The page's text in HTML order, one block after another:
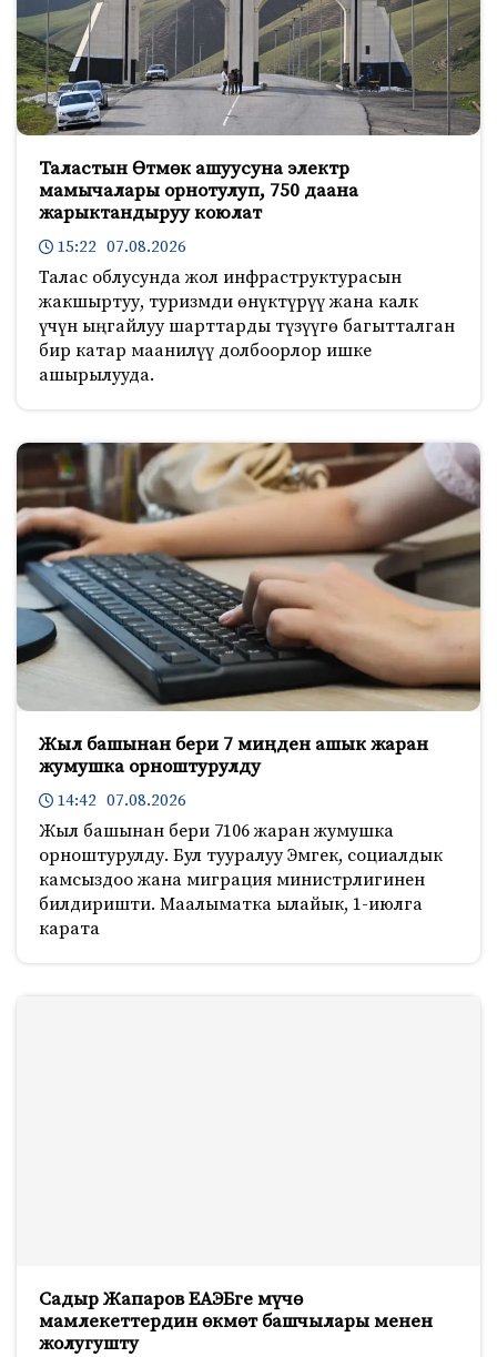
Таластын Өтмөк ашуусуна электр
мамычалары орнотулуп, 750 даана
жарыктандыруу коюлат
15:22 07.08.2026
Талас облусунда жол инфраструктурасын
жакшыртуу, туризмди өнүктүрүү жана калк
үчүн ыңгайлуу шарттарды түзүүгө багытталган
бир катар маанилүү долбоорлор ишке
ашырылууда.
Жыл башынан бери 7 миңден ашык жаран
жумушка орноштурулду
14:42 07.08.2026
Жыл башынан бери 7106 жаран жумушка
орноштурулду. Бул тууралуу Эмгек, социалдык
камсыздоо жана миграция министрлигинен
билдиришти. Маалыматка ылайык, 1-июлга
карата
Садыр Жапаров ЕАЭБге мүчө
мамлекеттердин өкмөт башчылары менен
жолугушту